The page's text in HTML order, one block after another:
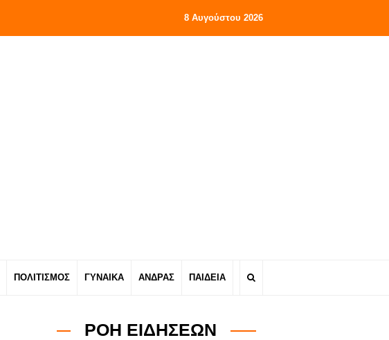
8 Αυγούστου 2026
ΠΟΛΙΤΙΣΜΟΣ ΓΥΝΑΙΚΑ ΑΝΔΡΑΣ ΠΑΙΔΕΙΑ
ΡΟΗ ΕΙΔΗΣΕΩΝ